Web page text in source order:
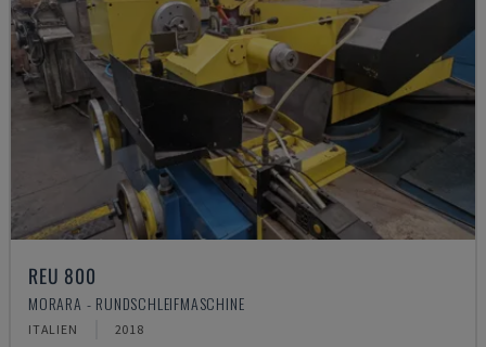
REU 800
MORARA - RUNDSCHLEIFMASCHINE
ITALIEN 2018